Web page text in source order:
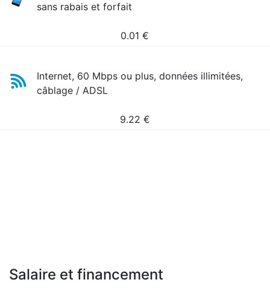
sans rabais et forfait
0.01 €
Internet, 60 Mbps ou plus, données illimitées,
câblage / ADSL
9.22 €
Salaire et financement